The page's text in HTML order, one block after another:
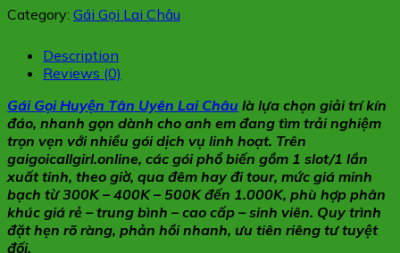
Category: Gái Gọi Lai Châu
Description
Reviews (0)
Gái Gọi Huyện Tân Uyên Lai Châu là lựa chọn giải trí kín
đáo, nhanh gọn dành cho anh em đang tìm trải nghiệm
trọn vẹn với nhiều gói dịch vụ linh hoạt. Trên
gaigoicallgirl.online, các gói phổ biến gồm 1 slot/1 lần
xuất tinh, theo giờ, qua đêm hay đi tour, mức giá minh
bạch từ 300K – 400K – 500K đến 1.000K, phù hợp phân
khúc giá rẻ – trung bình – cao cấp – sinh viên. Quy trình
đặt hẹn rõ ràng, phản hồi nhanh, ưu tiên riêng tư tuyệt
đối.